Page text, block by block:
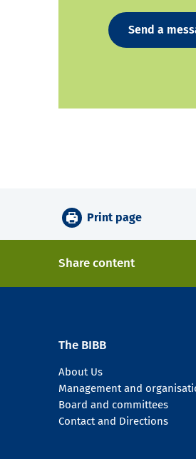
Send a
Print page
Share content
The BIBB
About Us
Management and
Board and committees
Contact and Directions